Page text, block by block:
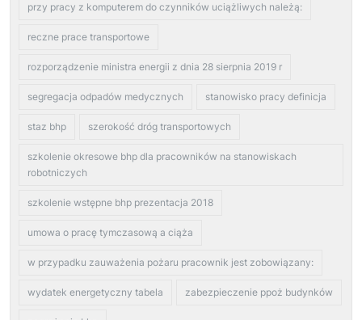
przy pracy z komputerem do czynników uciążliwych należą:
reczne prace transportowe
rozporządzenie ministra energii z dnia 28 sierpnia 2019 r
segregacja odpadów medycznych stanowisko pracy definicja
staz bhp szerokość dróg transportowych
szkolenie okresowe bhp dla pracowników na stanowiskach
robotniczych
szkolenie wstępne bhp prezentacja 2018
umowa o pracę tymczasową a ciąża
w przypadku zauważenia pożaru pracownik jest zobowiązany:
wydatek energetyczny tabela zabezpieczenie ppoż budynków